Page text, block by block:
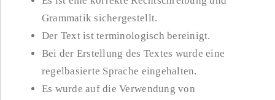
Grammatik sichergestellt.
Der Text ist terminologisch bereinigt.
Bei der Erstellung des Textes wurde eine
regelbasierte Sprache eingehalten.
Es wurde auf die Verwendung von